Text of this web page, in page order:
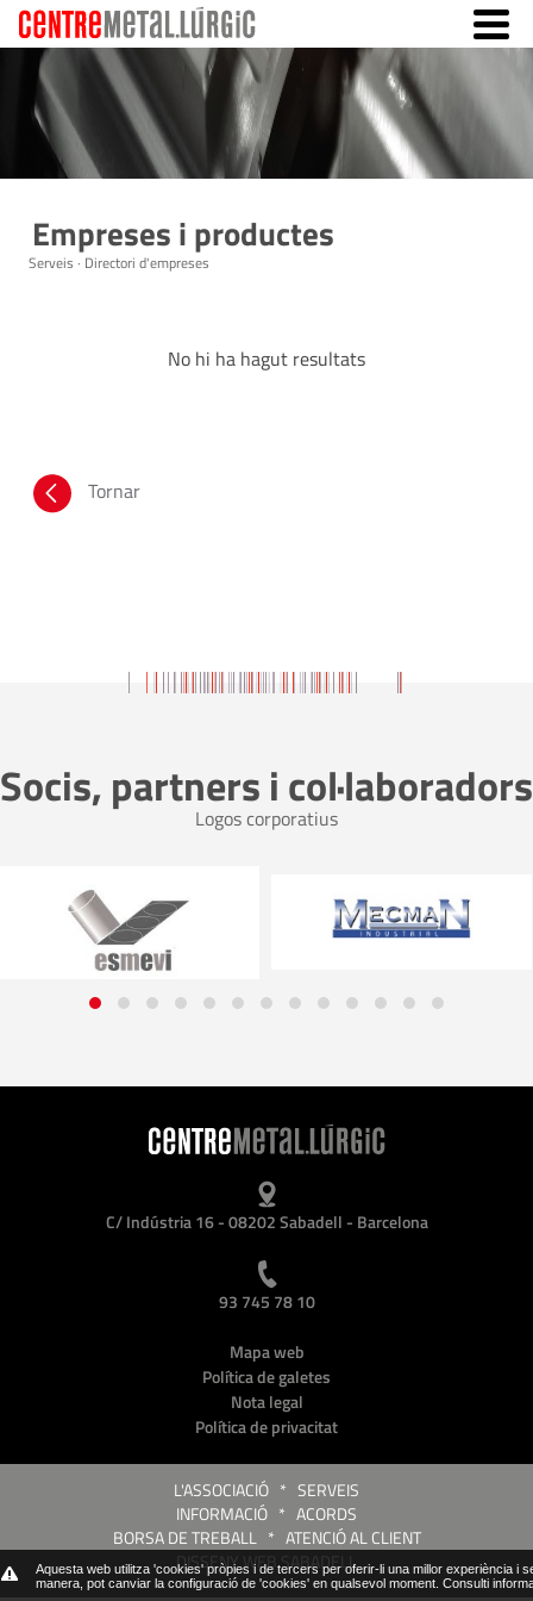
Aquesta web utilitza 'cookies' pròpies i de tercers per oferir-li una millor experiència
manera, pot canviar la configuració de 'cookies' en qualsevol moment. Consulti
Empreses i productes
Serveis · Directori d'empreses
No hi ha hagut resultats
Tornar
Socis, partners i col·laboradors
Logos corporatius
C/ Indústria 16 - 08202 Sabadell - Barcelona
93 745 78 10
Mapa web
Política de galetes
Nota legal
Política de privacitat
L'ASSOCIACIÓ * SERVEIS
INFORMACIÓ * ACORDS
BORSA DE TREBALL* ATENCIÓ AL CLIENT
DISSENY WEB SABADELL